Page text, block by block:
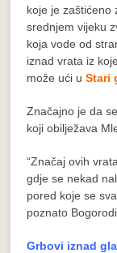
koje je zaštićeno
srednjem vijeku
koja vode od
iznad vrata iz
može ući uStari
Značajno je da
koji obilježava
“Značaj ovih
gdje se nekad
pored koje se
poznato
Grbovi iznad